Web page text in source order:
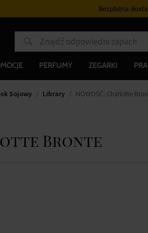
Bezpłatna
PERFUMY ZEGARKI
Sojowy Library NOWOŚĆ: Charlotte
Bronte